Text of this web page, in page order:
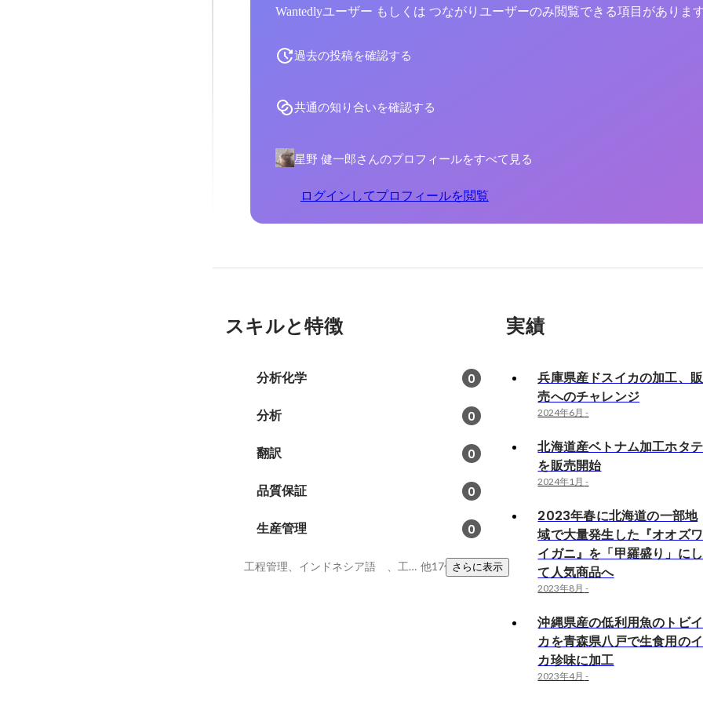
Wantedlyユーザー もしくは つながりユーザーのみ閲覧できる項目がありま
過去の投稿を確認する
共通の知り合いを確認する
星野 健一郎さんのプロフィールをすべて見る
ログインしてプロフィールを閲覧
スキルと特徴
分析化学 0
分析 0
翻訳 0
品質保証 0
生産管理 0
工程管理、インドネシア語 、工場立ち上げ 他17件さらに表示
実績
兵庫県産ドスイカの加工、販
売へのチャレンジ
2024年6月 -
北海道産ベトナム加工ホタテ
を販売開始
2024年1月 -
2023年春に北海道の一部地
域で大量発生した『オオズワ
イガニ』を「甲羅盛り」にし
て人気商品へ
2023年8月 -
沖縄県産の低利用魚のトビイ
カを青森県八戸で生食用のイ
カ珍味に加工
2023年4月 -